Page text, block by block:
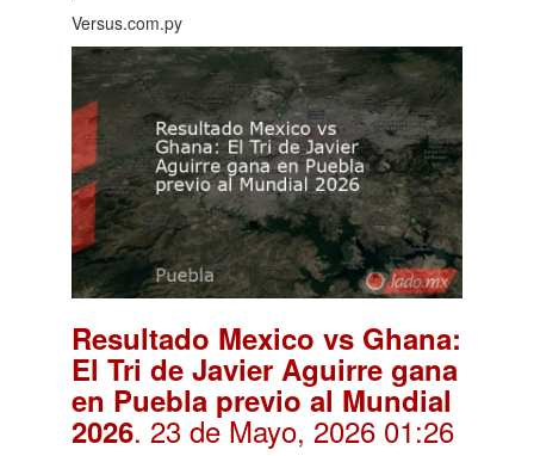
Versus.com.py
Resultado Mexico vs Ghana:
El Tri de Javier Aguirre gana
en Puebla previo al Mundial
2026. 23 de Mayo, 2026 01:26